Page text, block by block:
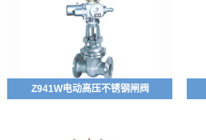
Z941W电动高压不锈钢闸阀